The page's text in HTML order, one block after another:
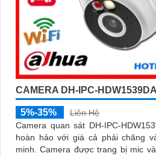
CAMERA DH-IPC-
5%-35%
Liên Hệ
Camera quan sát DH-IPC-
hoàn hảo với giá cả phải chăng
minh. Camera được trang bị mic và loa to rõ cùng với công